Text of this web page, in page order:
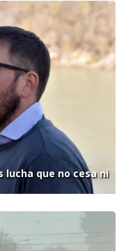
lucha que no cesa ni